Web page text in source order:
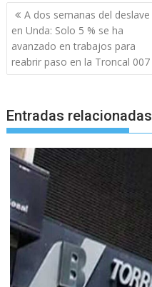
Navegación
de
entradas
A dos semanas del deslave
en Unda: Solo 5 % se ha
avanzado en trabajos para
reabrir paso en la Troncal 007
Entradas relacionadas